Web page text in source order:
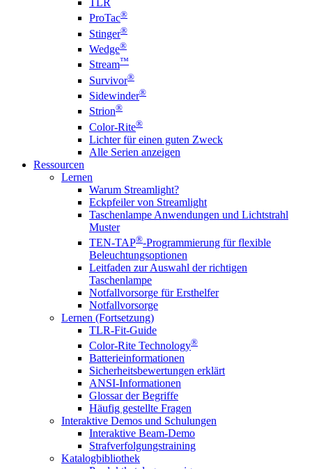
TLR
ProTac®
Stinger®
Wedge®
Stream™
Survivor®
Sidewinder®
Strion®
Color-Rite®
Lichter für einen guten Zweck
Alle Serien anzeigen
Ressourcen
Lernen
Warum Streamlight?
Eckpfeiler von Streamlight
Taschenlampe Anwendungen und Lichtstrahl
Muster
TEN-TAP®-Programmierung für flexible
Beleuchtungsoptionen
Leitfaden zur Auswahl der richtigen
Taschenlampe
Notfallvorsorge für Ersthelfer
Notfallvorsorge
Lernen (Fortsetzung)
TLR-Fit-Guide
Color-Rite Technology®
Batterieinformationen
Sicherheitsbewertungen erklärt
ANSI-Informationen
Glossar der Begriffe
Häufig gestellte Fragen
Interaktive Demos und Schulungen
Interaktive Beam-Demo
Strafverfolgungstraining
Katalogbibliothek